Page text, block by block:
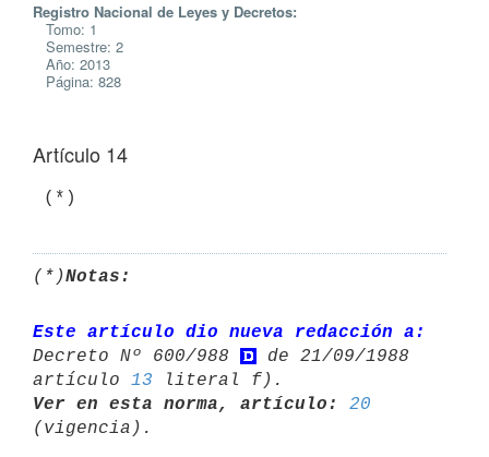
Registro Nacional de Leyes y Decretos:
Tomo: 1
Semestre: 2
Año: 2013
Página: 828
Artículo 14
(*)
(*)Notas:
Este artículo dio nueva redacción a:
Decreto Nº 600/988
de 21/09/1988
artículo 13
Ver en esta norma, artículo:
20